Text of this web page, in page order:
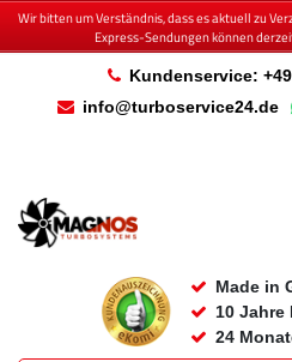
Wir bitten um Verständnis, dass es aktuell zu
Express-Sendungen können
Kundenservice:
info@turboservice24.de
Made in
10 Jahre
24